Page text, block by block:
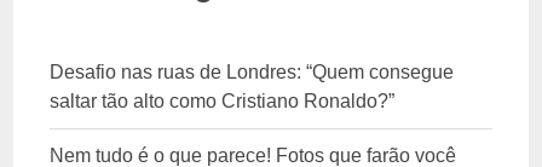
Desafio nas ruas de Londres: “Quem consegue
saltar tão alto como Cristiano Ronaldo?”
Nem tudo é o que parece! Fotos que farão você